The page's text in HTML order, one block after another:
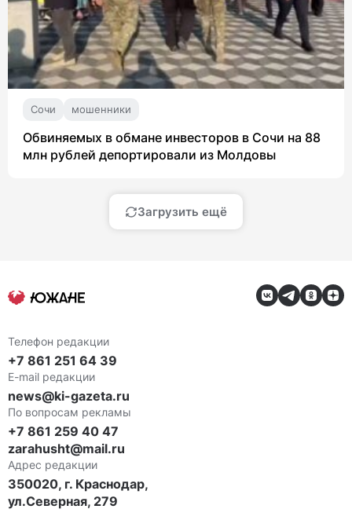
Сочи мошенники
Обвиняемых в обмане инвесторов в Сочи на 88
млн рублей депортировали из Молдовы
Загрузить ещё
Телефон редакции
+7 861 251 64 39
E-mail редакции
news@ki-gazeta.ru
По вопросам рекламы
+7 861 259 40 47
zarahusht@mail.ru
Адрес редакции
350020, г. Краснодар,
ул.Северная, 279